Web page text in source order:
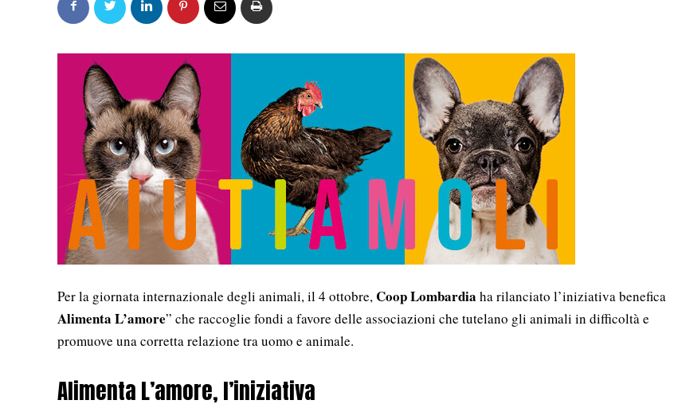
Per la giornata internazionale degli animali, il 4 ottobre,Coop Lombardia ha rilanciato l’iniziativa benefica
Alimenta L’amore” che raccoglie fondi a favore delle associazioni che tutelano gli animali in difficoltà e
promuove una corretta relazione tra uomo e animale.
Alimenta L’amore, l’iniziativa